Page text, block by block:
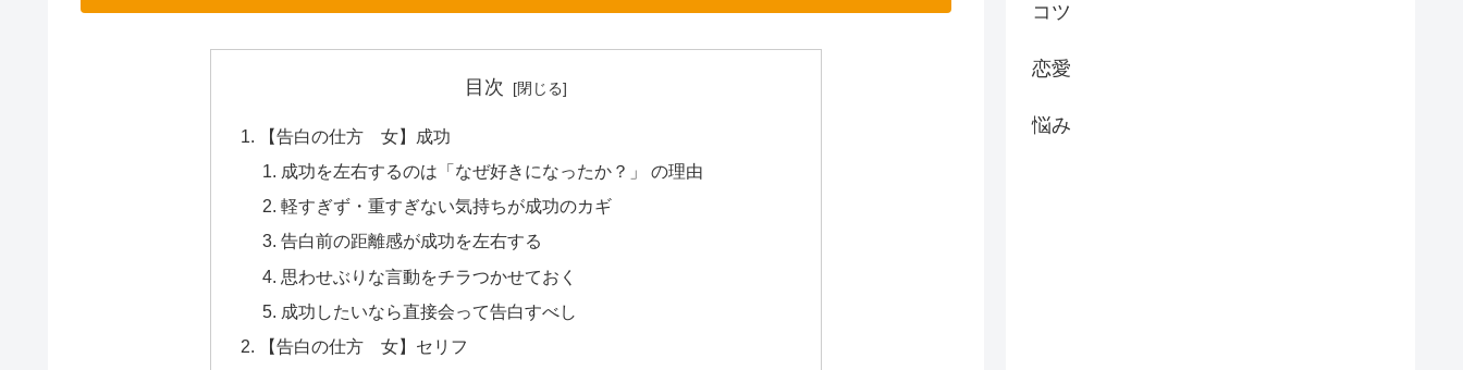
目次
【告白の仕方 女】成功
成功を左右するのは「なぜ好きになったか？」 の理由
軽すぎず・重すぎない気持ちが成功のカギ
告白前の距離感が成功を左右する
思わせぶりな言動をチラつかせておく
成功したいなら直接会って告白すべし
【告白の仕方 女】セリフ
コツ
恋愛
悩み